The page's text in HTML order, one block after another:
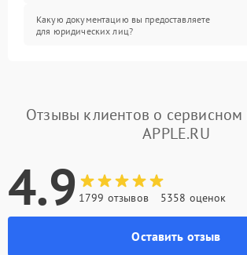
Какую документацию вы предоставляете
для юридических лиц?
Отзывы клиентов о сервисном
APPLE.RU
4.9 1799 отзывов 5358 оценок
Оставить отзыв